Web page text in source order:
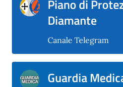
Piano di
Diamante
Canale Telegram
Guardia